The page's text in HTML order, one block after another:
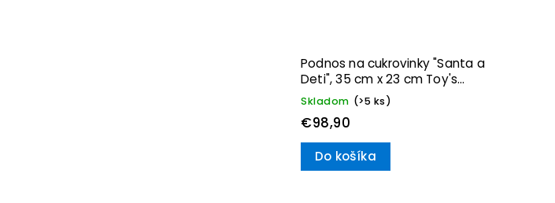
Podnos na cukrovinky "Santa a
Deti", 35 cm x 23 cm Toy's
Fantasy– Villeroy & Boch
Skladom (>5 ks)
€98,90
Do košíka